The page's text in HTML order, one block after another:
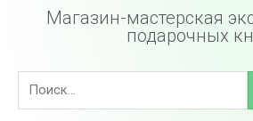
Магазин-мастерская
подарочных